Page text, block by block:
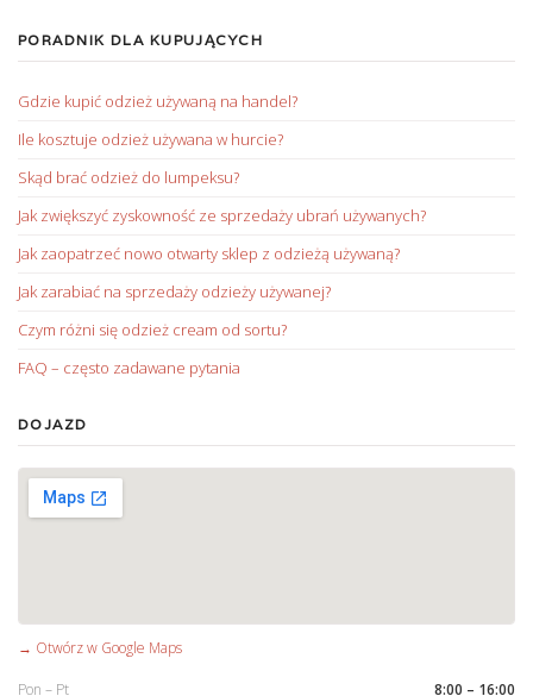
PORADNIK DLA KUPUJĄCYCH
Gdzie kupić odzież używaną na handel?
Ile kosztuje odzież używana w hurcie?
Skąd brać odzież do lumpeksu?
Jak zwiększyć zyskowność ze sprzedaży ubrań używanych?
Jak zaopatrzeć nowo otwarty sklep z odzieżą używaną?
Jak zarabiać na sprzedaży odzieży używanej?
Czym różni się odzież cream od sortu?
FAQ – często zadawane pytania
DOJAZD
→ Otwórz w Google Maps
Pon – Pt 8:00 – 16:00